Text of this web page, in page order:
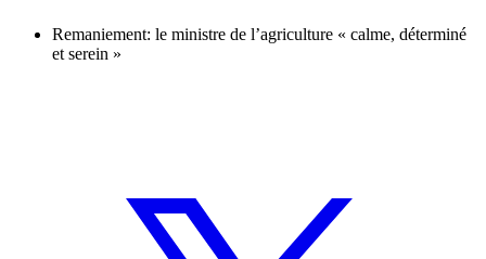
Remaniement: le ministre de l’agriculture « calme, déterminé
et serein »